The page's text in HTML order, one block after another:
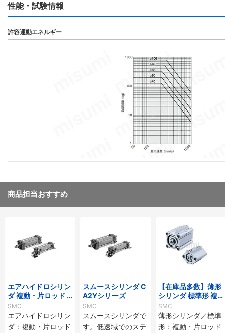
性能・試験情報
許容運動エネルギー
商品担当おすすめ
エアハイドロシリン
ダ 複動・片ロッド C
A2□Hシリーズ
SMC
エアハイドロシリン
ダ：複動・片ロッド
スムースシリンダ C
A2Yシリーズ
SMC
スムースシリンダで
す。低速域でのステ
【在庫品多数】薄形
シリンダ 標準形 複
動・片ロッド CQ2
シリーズ
SMC
薄形シリンダ／標準
形：複動・片ロッド